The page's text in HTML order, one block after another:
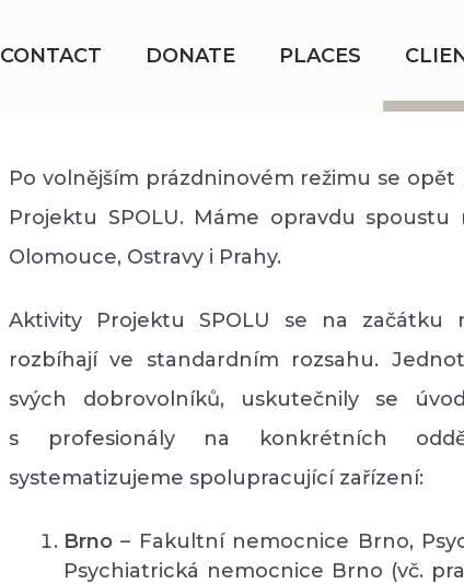
CONTACT DONATE PLACES
Po volnějším prázdninovém režimu se
Projektu SPOLU. Máme opravdu
Olomouce, Ostravy i Prahy.
Aktivity Projektu SPOLU se na začátku
rozbíhají ve standardním rozsahu.
svých dobrovolníků, uskutečnily se
s profesionály na konkrétních
systematizujeme spolupracující zařízení:
Brno – Fakultní nemocnice Brno,
Psychiatrická nemocnice Brno (vč.